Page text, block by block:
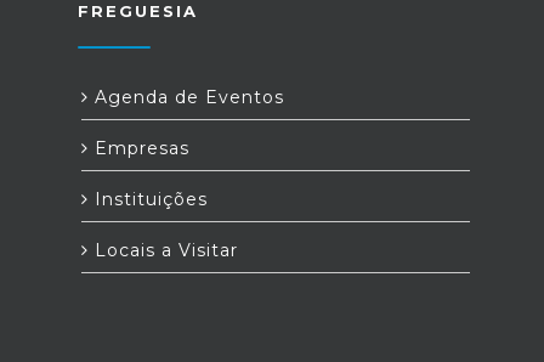
FREGUESIA
Agenda de Eventos
Empresas
Instituições
Locais a Visitar